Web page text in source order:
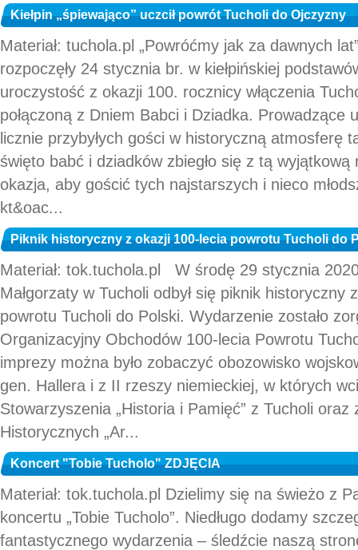
Kiełpin „śpiewająco” uczcił powrót Tucholi do Ojczyzny
Materiał: tuchola.pl „Powróćmy jak za dawnych
rozpoczęły 24 stycznia br. w kiełpińskiej
uroczystość z okazji 100. rocznicy włączenia
połączoną z Dniem Babci i Dziadka. Prowadzące
licznie przybyłych gości w historyczną atmosferę
święto babć i dziadków zbiegło się z tą wyjątkową
okazja, aby gościć tych najstarszych i nieco
kt&oac...
Piknik historyczny z okazji 100-lecia powrotu Tucholi do
Materiał: tok.tuchola.pl W środę 29 stycznia
Małgorzaty w Tucholi odbył się piknik historyczny
powrotu Tucholi do Polski. Wydarzenie zostało
Organizacyjny Obchodów 100-lecia Powrotu
imprezy można było zobaczyć obozowisko
gen. Hallera i z II rzeszy niemieckiej, w których
Stowarzyszenia „Historia i Pamięć” z Tucholi oraz
Historycznych „Ar...
Koncert "Tobie Tucholo" ZDJĘCIA
Materiał: tok.tuchola.pl Dzielimy się na świeżo z
koncertu „Tobie Tucholo”. Niedługo dodamy
fantastycznego wydarzenia – śledźcie naszą